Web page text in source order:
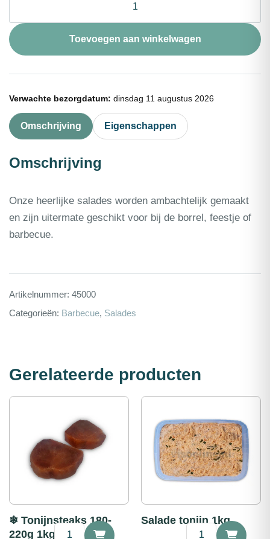
1kg
aantal
Toevoegen aan winkelwagen
Verwachte bezorgdatum: dinsdag 11 augustus 2026
Omschrijving Eigenschappen
Omschrijving
Onze heerlijke salades worden ambachtelijk gemaakt
en zijn uitermate geschikt voor bij de borrel, feestje of
barbecue.
Artikelnummer: 45000
Categorieën: Barbecue, Salades
Gerelateerde producten
❄ Tonijnsteaks 180-
220g 1kg
Salade tonijn 1kg